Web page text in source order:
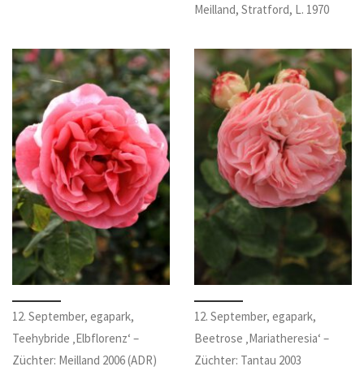
Meilland, Stratford, L. 1970
12. September, egapark,
Teehybride ‚Elbflorenz‘ –
Züchter: Meilland 2006 (ADR)
12. September, egapark,
Beetrose ‚Mariatheresia‘ –
Züchter: Tantau 2003